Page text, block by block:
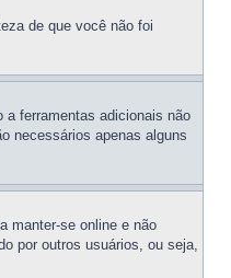
de que você não foi
a ferramentas adicionais não
necessários apenas alguns
manter-se online e não
por outros usuários, ou seja,